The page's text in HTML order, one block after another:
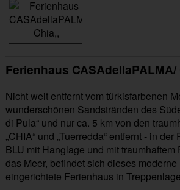
Ferienhaus CASAdellaPALMA/
Nicht weit entfernt vom türkisfarbenen
wunderschönen Sandstränden des
di Pula“ und nur ca. 5 km von den
„CHIA“ und „Tuerredda“ entfernt - in
BLU mit Hanglage und mit
das Meer, befindet sich dieses
eingerichtete Ferienhaus in